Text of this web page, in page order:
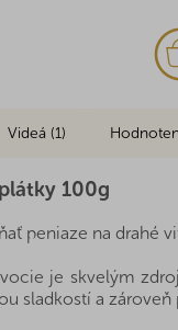
Videá (1)
100g
peniaze na drahé
je skvelým
sladkostí a